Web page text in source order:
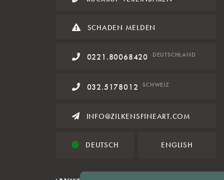
SCHADEN MELDEN
0221.80068420 DEUTSCHLAND
032.5178012 SCHWEIZ
INFO@ZILKENSFINEART.COM
DEUTSCH ENGLISH